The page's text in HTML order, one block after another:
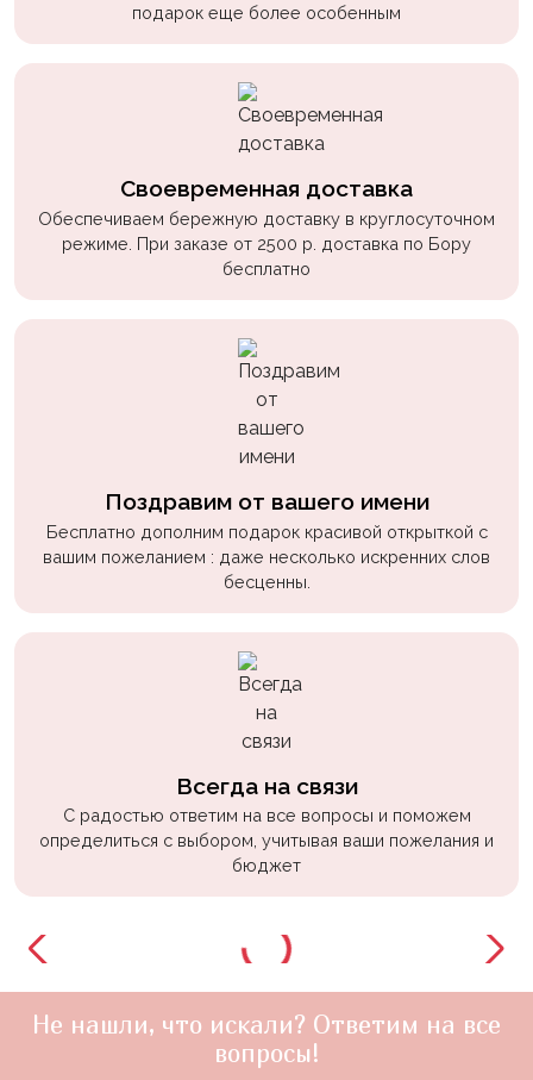
подарок еще более особенным
Своевременная доставка
Обеспечиваем бережную доставку в круглосуточном
режиме. При заказе от 2500 р. доставка по Бору
бесплатно
Поздравим от вашего имени
Бесплатно дополним подарок красивой открыткой с
вашим пожеланием : даже несколько искренних слов
бесценны.
Всегда на связи
С радостью ответим на все вопросы и поможем
определиться с выбором, учитывая ваши пожелания и
бюджет
Не нашли, что искали? Ответим на все
вопросы!